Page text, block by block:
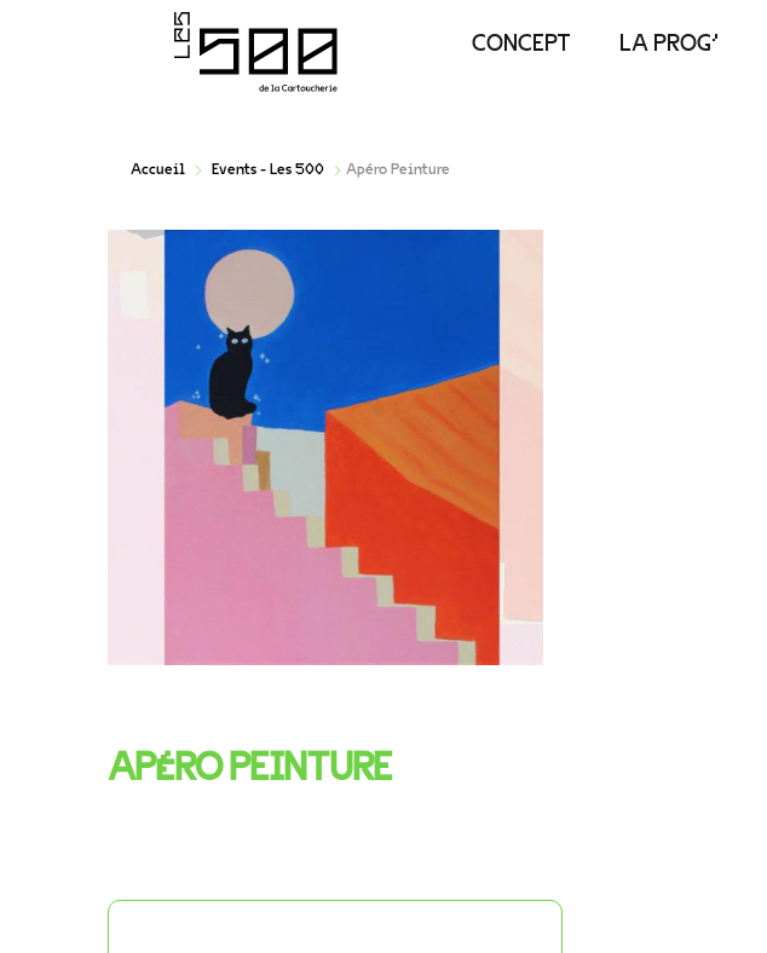
CONCEPT LA PROG’
Accueil Events - Les 500 Apéro Peinture
APÉRO PEINTURE